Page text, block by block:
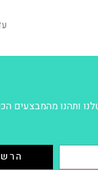
ותהנו מהמבצעים